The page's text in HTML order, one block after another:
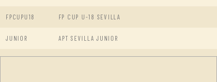
FPCUPU18 FP CUP U-18 SEVILLA
JUNIOR APT SEVILLA JUNIOR